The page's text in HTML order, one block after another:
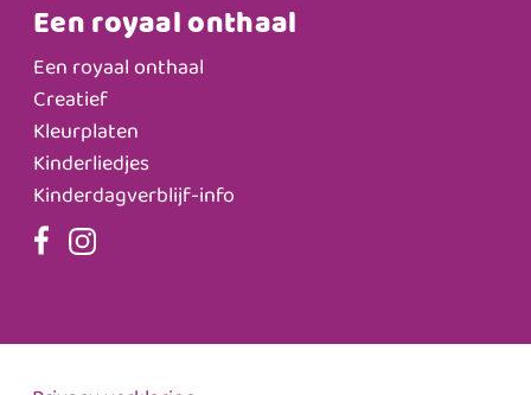
Een royaal onthaal
Een royaal onthaal
Creatief
Kleurplaten
Kinderliedjes
Kinderdagverblijf-info